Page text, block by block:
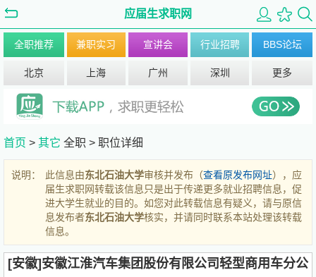
应届生求职网
全职推荐 兼职实习 宣讲会 行业招聘 BBS论坛
北京 上海 广州 深圳 更多
首页 > 其它 全职 > 职位详细
说明： 此信息由东北石油大学审核并发布（查看原发布网址），应
届生求职网转载该信息只是出于传递更多就业招聘信息，促
进大学生就业的目的。如您对此转载信息有疑义，请与原信
息发布者东北石油大学核实，并请同时联系本站处理该转载
信息。
[安徽]安徽江淮汽车集团股份有限公司轻型商用车分公